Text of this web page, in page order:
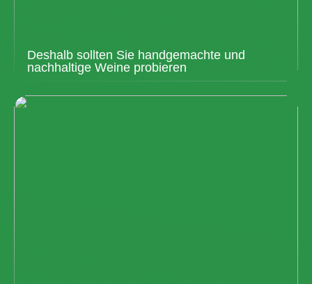
Deshalb sollten Sie handgemachte und
nachhaltige Weine probieren